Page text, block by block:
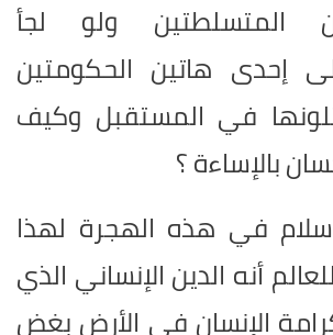
المتسلطتين ولو لجأ
إحدى هاتين الحكومتين
في المستقبل وكيف
بالإساءة ؟
في هذه الهجرة لهذا
أنه الدين الإنساني الذي
الإنسان في الأرض بغض